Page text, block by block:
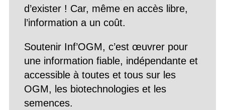
d’exister ! Car, même en accès libre,
l’information a un coût.
Soutenir Inf’OGM, c’est œuvrer pour
une information fiable, indépendante et
accessible à toutes et tous sur les
OGM, les biotechnologies et les
semences.